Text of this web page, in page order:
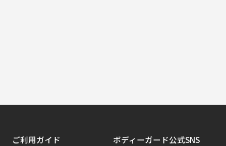
ご利用ガイド ボディーガード公式SNS